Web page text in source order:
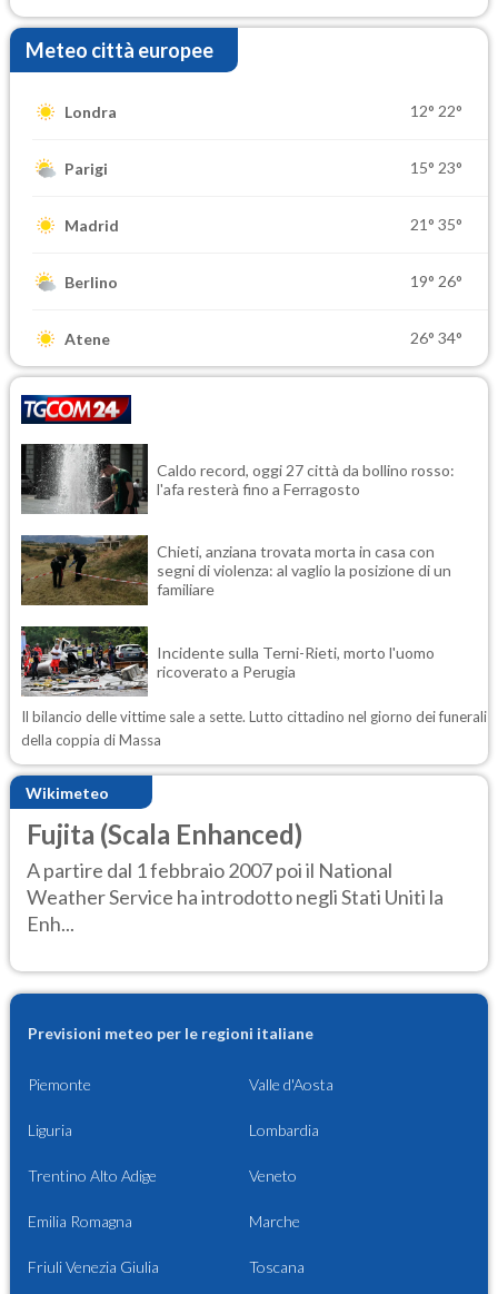
Meteo città europee
Londra 12° 22°
Parigi 15° 23°
Madrid 21° 35°
Berlino 19° 26°
Atene 26° 34°
Caldo record, oggi 27 città da bollino rosso:
l'afa resterà fino a Ferragosto
Chieti, anziana trovata morta in casa con
segni di violenza: al vaglio la posizione di un
familiare
Incidente sulla Terni-Rieti, morto l'uomo
ricoverato a Perugia
Il bilancio delle vittime sale a sette. Lutto cittadino nel giorno dei funerali
della coppia di Massa
Wikimeteo
Fujita (Scala Enhanced)
A partire dal 1 febbraio 2007 poi il National
Weather Service ha introdotto negli Stati Uniti la
Enh...
Previsioni meteo per le regioni italiane
Piemonte Valle d'Aosta
Liguria Lombardia
Trentino Alto Adige Veneto
Emilia Romagna Marche
Friuli Venezia Giulia Toscana